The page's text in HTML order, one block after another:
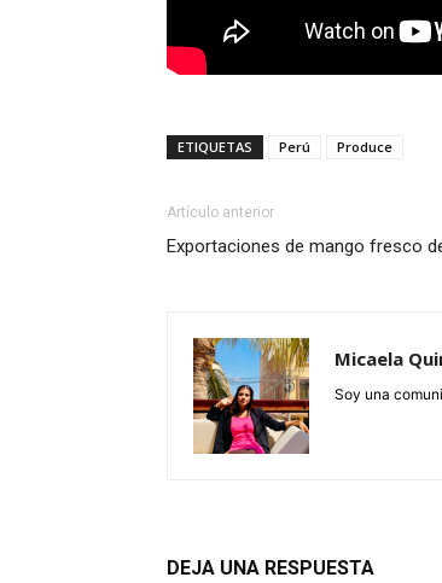
ETIQUETAS Perú Produce
Artículo anterior
Exportaciones de mango fresco
Micaela
Soy una
DEJA UNA RESPUESTA